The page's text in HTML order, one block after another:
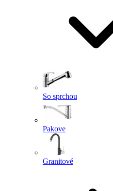
So sprchou
Pakove
Granitové